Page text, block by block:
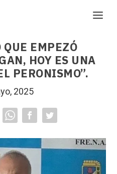
QUE EMPEZÓ
HOY ES UNA
PERONISMO”.
2025